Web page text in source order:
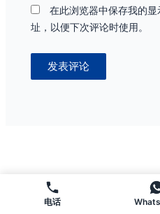
在此浏览器中保存我的
址，以便下次评论时使用。
电话